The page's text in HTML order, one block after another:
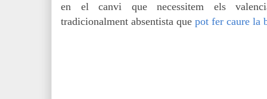
en el canvi que necessitem els
tradicionalment absentista que pot fer caure la